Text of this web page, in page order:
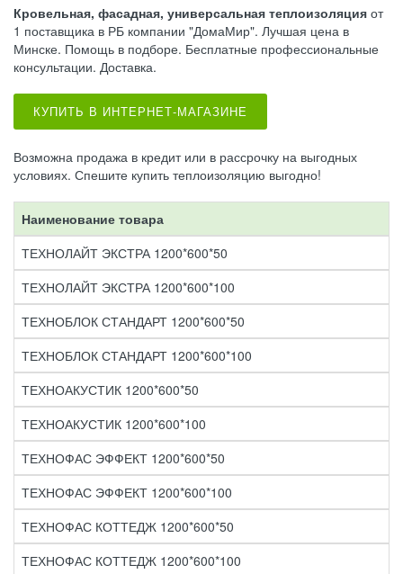
Кровельная, фасадная, универсальная теплоизоляция от
1 поставщика в РБ компании "ДомаМир". Лучшая цена в
Минске. Помощь в подборе. Бесплатные профессиональные
консультации. Доставка.
КУПИТЬ В ИНТЕРНЕТ-МАГАЗИНЕ
Возможна продажа в кредит или в рассрочку на выгодных
условиях. Спешите купить теплоизоляцию выгодно!
Наименование товара
ТЕХНОЛАЙТ ЭКСТРА 1200*600*50
ТЕХНОЛАЙТ ЭКСТРА 1200*600*100
ТЕХНОБЛОК СТАНДАРТ 1200*600*50
ТЕХНОБЛОК СТАНДАРТ 1200*600*100
ТЕХНОАКУСТИК 1200*600*50
ТЕХНОАКУСТИК 1200*600*100
ТЕХНОФАС ЭФФЕКТ 1200*600*50
ТЕХНОФАС ЭФФЕКТ 1200*600*100
ТЕХНОФАС КОТТЕДЖ 1200*600*50
ТЕХНОФАС КОТТЕДЖ 1200*600*100